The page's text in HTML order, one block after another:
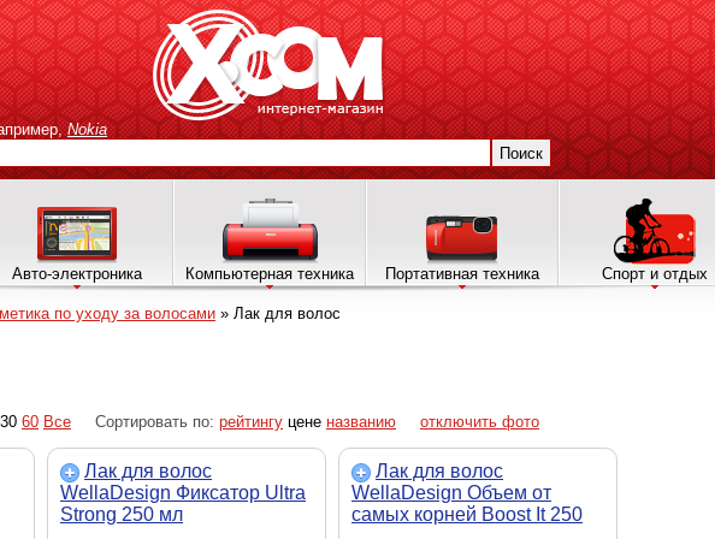
Nokia
Поиск
Авто-электроника Компьютерная техника Портативная техника Спорт и отдых
по уходу за волосами » Лак для волос
30 60 Все Сортировать по: рейтингу цене названию отключить фото
Лак для волос
WellaDesign Фиксатор Ultra
Strong 250 мл
Лак для волос
WellaDesign Объем от
самых корней Boost It 250